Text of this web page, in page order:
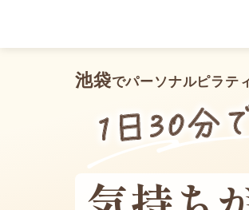
ン
池袋でパーソナルピラテ